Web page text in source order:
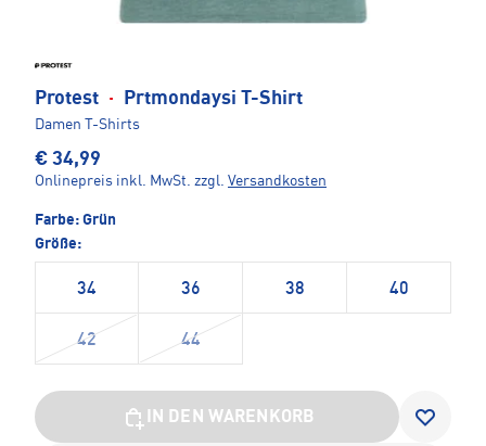
Protest · Prtmondaysi T-Shirt
Damen T-Shirts
€ 34,99
Onlinepreis inkl. MwSt. zzgl. Versandkosten
Farbe: Grün
Größe:
34 36 38 40
42 44
IN DEN WARENKORB